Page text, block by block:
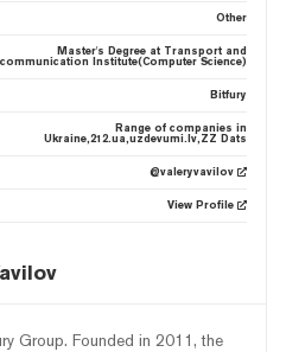
Other
Master's Degree at Transport and
Institute(Computer Science)
Bitfury
Range of companies in
Ukraine,212.ua,uzdevumi.lv,ZZ Dats
@valeryvavilov
View Profile
Group. Founded in 2011, the